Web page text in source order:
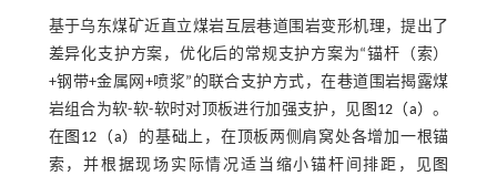
基于乌东煤矿近直立煤岩互层巷道围岩变形机理，提出了
差异化支护方案，优化后的常规支护方案为“锚杆（索）
+钢带+金属网+喷浆”的联合支护方式，在巷道围岩揭露煤
岩组合为软-软-软时对顶板进行加强支护，见 图12（a）。
在 图12（a）
的基础上，在顶板两侧肩窝处各增加一根锚
索，并根据现场实际情况适当缩小锚杆间排距，见 图